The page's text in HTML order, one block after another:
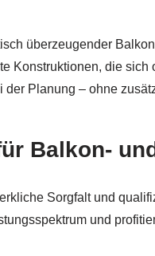
überzeugender
Konstruktionen, die
Planung – ohne
Balkon-
Sorgfalt und
und